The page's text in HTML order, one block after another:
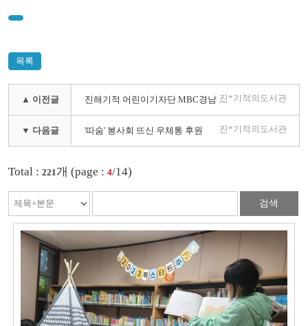
목록
▲ 이전글 진해기적 어린이기자단 MBC경남 라디오 아침의 행진 지역 광고 녹음
진*기적의도서관
▼ 다음글 '따숨' 봉사회 뜨신 우체통 후원 진*기적의도서관
Total : 221개 (page : 4/14)
검색